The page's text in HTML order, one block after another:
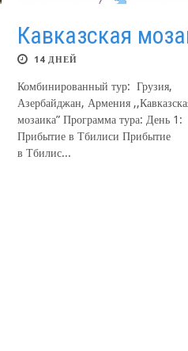
Кавказская
14 ДНЕЙ
Комбинированный тур: Грузия,
Азербайджан, Армения
мозаика” Программа тура: День 1:
Прибытие в Тбилиси Прибытие
в Тбилис...